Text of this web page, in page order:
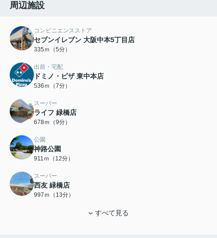
周辺施設
コンビニエンスストア
セブンイレブン 大阪中本5丁目店
335ｍ（5分）
出前・宅配
ドミノ・ピザ 東中本店
536ｍ（7分）
スーパー
ライフ 緑橋店
678ｍ（9分）
公園
神路公園
911ｍ（12分）
スーパー
西友 緑橋店
997ｍ（13分）
すべて見る